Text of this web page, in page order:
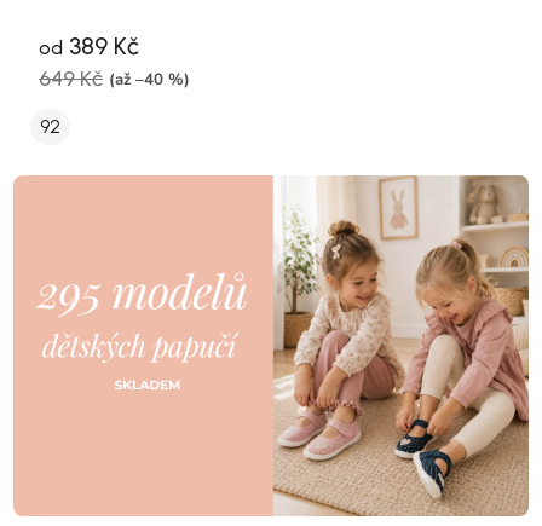
od 389 Kč
649 Kč (až –40 %)
92